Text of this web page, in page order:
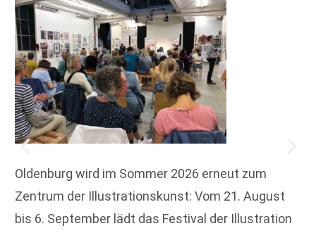
Oldenburg wird im Sommer 2026 erneut zum
Zentrum der Illustrationskunst: Vom 21. August
bis 6. September lädt das Festival der Illustration